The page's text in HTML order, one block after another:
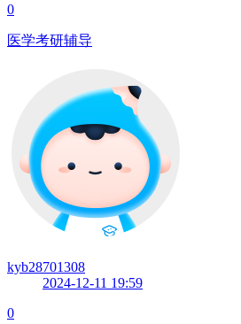
0
医学考研辅导
kyb28701308
2024-12-11 19:59
0